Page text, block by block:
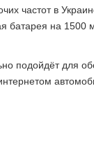
частот в
батарея на 1500
подойдёт для